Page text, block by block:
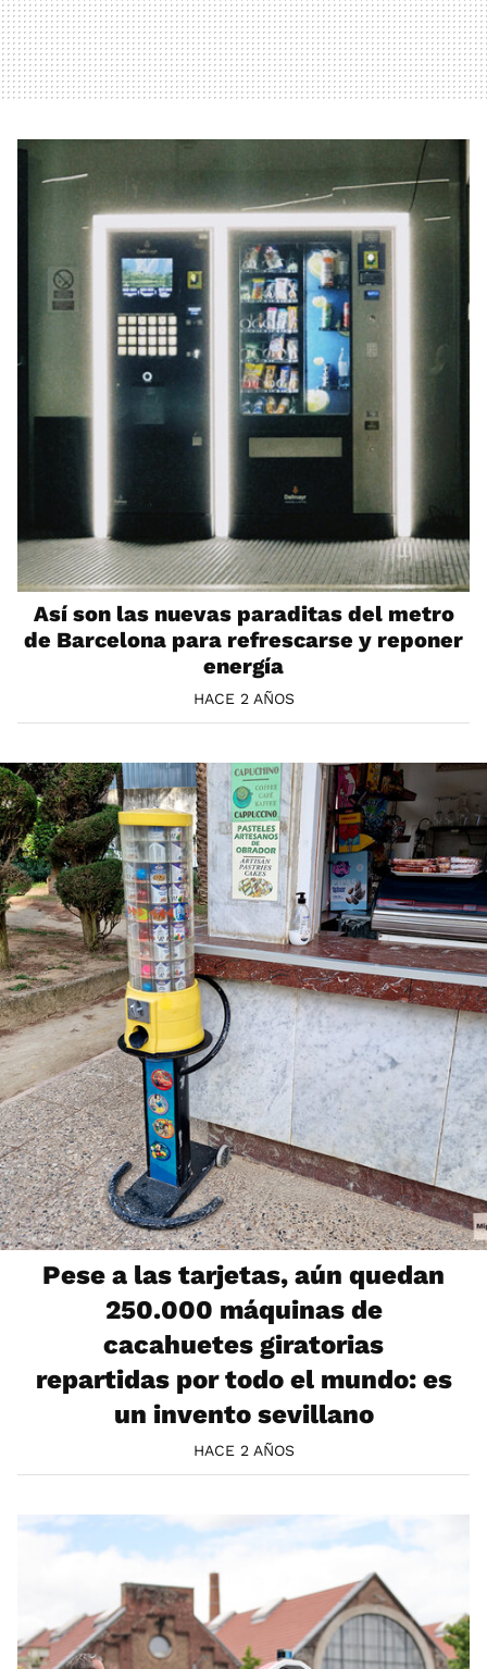
Así son las nuevas paraditas del metro
de Barcelona para refrescarse y reponer
energía
HACE 2 AÑOS
Pese a las tarjetas, aún quedan
250.000 máquinas de
cacahuetes giratorias
repartidas por todo el mundo: es
un invento sevillano
HACE 2 AÑOS